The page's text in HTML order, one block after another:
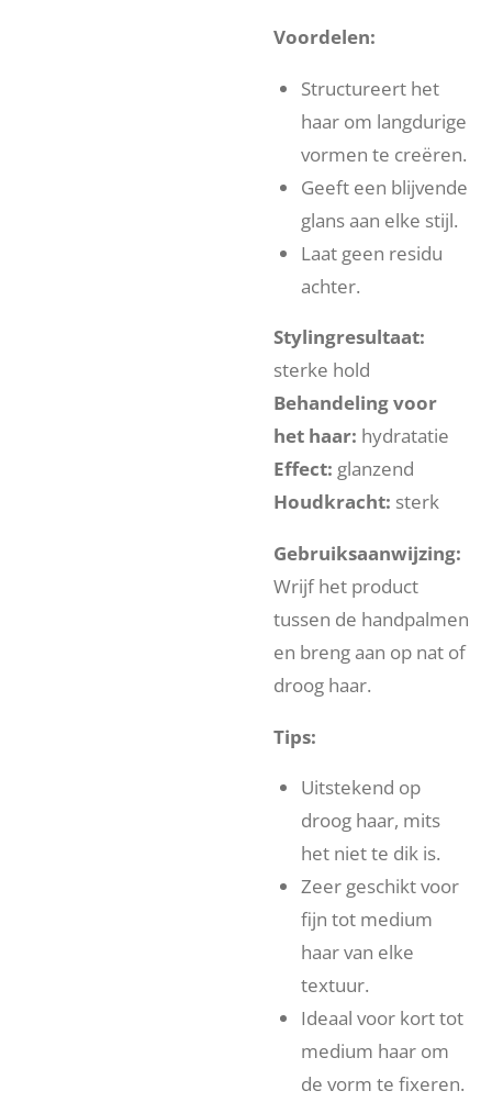
Voordelen:
Structureert het
haar om langdurige
vormen te creëren.
Geeft een blijvende
glans aan elke stijl.
Laat geen residu
achter.
Stylingresultaat:
sterke hold
Behandeling voor
het haar: hydratatie
Effect: glanzend
Houdkracht: sterk
Gebruiksaanwijzing:
Wrijf het product
tussen de handpalmen
en breng aan op nat of
droog haar.
Tips:
Uitstekend op
droog haar, mits
het niet te dik is.
Zeer geschikt voor
fijn tot medium
haar van elke
textuur.
Ideaal voor kort tot
medium haar om
de vorm te fixeren.